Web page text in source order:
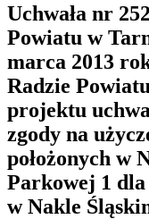
Uchwała nr
Powiatu w
marca 2013
Radzie
projektu
zgody na
położonych w
Parkowej 1
w Nakle